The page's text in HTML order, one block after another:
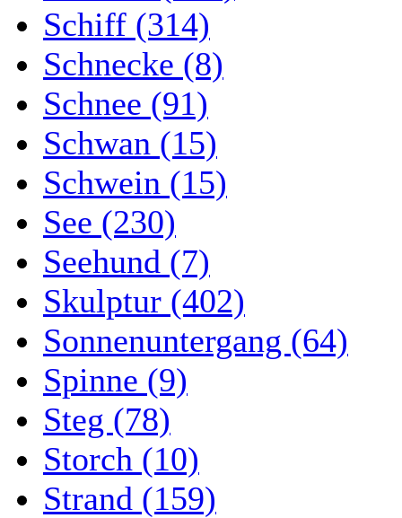
Schiff (314)
Schnecke (8)
Schnee (91)
Schwan (15)
Schwein (15)
See (230)
Seehund (7)
Skulptur (402)
Sonnenuntergang (64)
Spinne (9)
Steg (78)
Storch (10)
Strand (159)